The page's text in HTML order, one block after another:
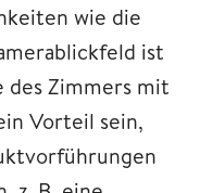
wie die
ist
des Zimmers mit
Vorteil sein,